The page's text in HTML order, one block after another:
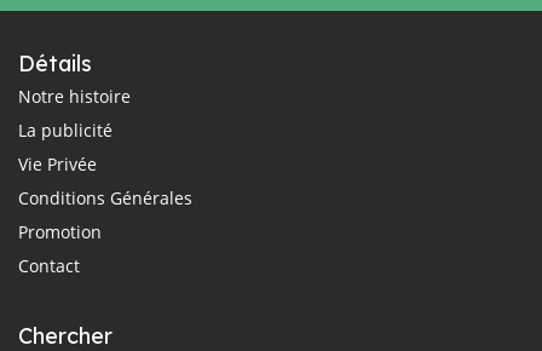
Détails
Notre histoire
La publicité
Vie Privée
Conditions Générales
Promotion
Contact
Chercher